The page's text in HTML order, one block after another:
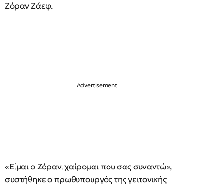
Ζόραν Ζάεφ.
«Είμαι ο Ζόραν, χαίρομαι που σας συναντώ»,
συστήθηκε ο πρωθυπουργός της γειτονικής